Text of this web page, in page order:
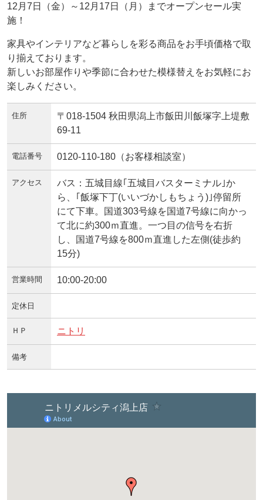
12月7日（金）～12月17日（月）までオープンセール実
施！
家具やインテリアなど暮らしを彩る商品をお手頃価格で取
り揃えております。
新しいお部屋作りや季節に合わせた模様替えをお気軽にお
楽しみください。
住所
〒018-1504 秋田県潟上市飯田川飯塚字上堤敷
69-11
電話番号 0120-110-180（お客様相談室）
アクセス
バス：五城目線｢五城目バスターミナル｣か
ら、｢飯塚下丁(いいづかしもちょう)｣停留所
にて下車。国道303号線を国道7号線に向かっ
て北に約300ｍ直進。一つ目の信号を右折
し、国道7号線を800ｍ直進した左側(徒歩約
15分)
営業時間 10:00-20:00
定休日
ＨＰ ニトリ
備考